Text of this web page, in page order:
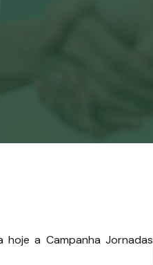
a Campanha Jornadas